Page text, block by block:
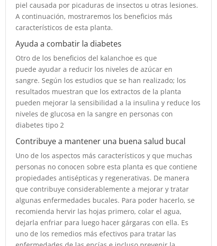
piel causada por picaduras de insectos u otras lesiones.
A continuación, mostraremos los beneficios más
característicos de esta planta.
Ayuda a combatir la diabetes
Otro de los beneficios del kalanchoe es que
puede ayudar a reducir los niveles de azúcar en
sangre. Según los estudios que se han realizado; los
resultados muestran que los extractos de la planta
pueden mejorar la sensibilidad a la insulina y reduce los
niveles de glucosa en la sangre en personas con
diabetes tipo 2
Contribuye a mantener una buena salud bucal
Uno de los aspectos más característicos y que muchas
personas no conocen sobre esta planta es que contiene
propiedades antisépticas y regenerativas. De manera
que contribuye considerablemente a mejorar y tratar
algunas enfermedades bucales. Para poder hacerlo, se
recomienda hervir las hojas primero, colar el agua,
dejarla enfriar para luego hacer gárgaras con ella. Es
uno de los remedios más efectivos para tratar las